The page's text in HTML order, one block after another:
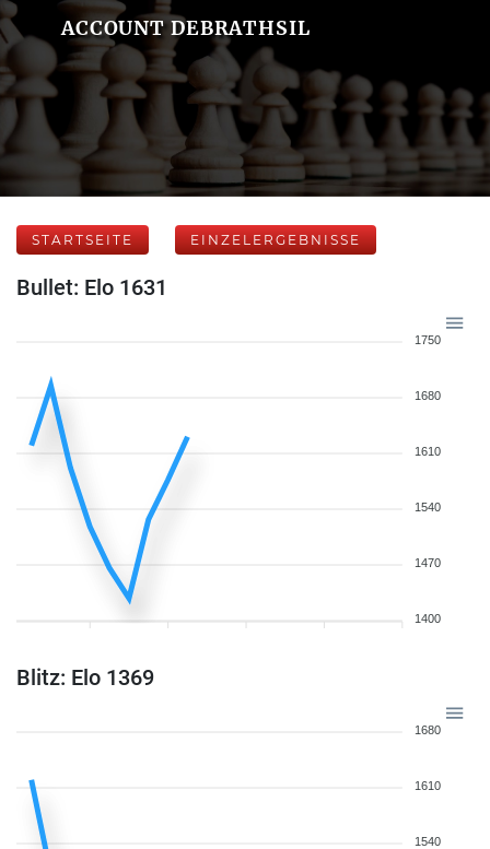
ACCOUNT DEBRATHSIL
STARTSEITE EINZELERGEBNISSE
Bullet: Elo 1631
1750
1680
1610
1540
1470
1400
Blitz: Elo 1369
1680
1610
1540